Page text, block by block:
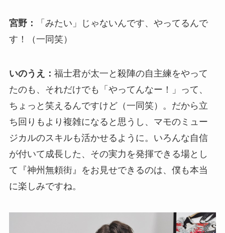
宮野：
「みたい」じゃないんです、やってるんで
す！（一同笑）
いのうえ： 福士君が太一と殺陣の自主練をやって
たのも、それだけでも「やってんなー！」って、
ちょっと笑えるんですけど（一同笑）。だから立
ち回りもより複雑になると思うし、マモのミュー
ジカルのスキルも活かせるように。いろんな自信
が付いて成長した、その実力を発揮できる場とし
て『神州無頼街』をお見せできるのは、僕も本当
に楽しみですね。